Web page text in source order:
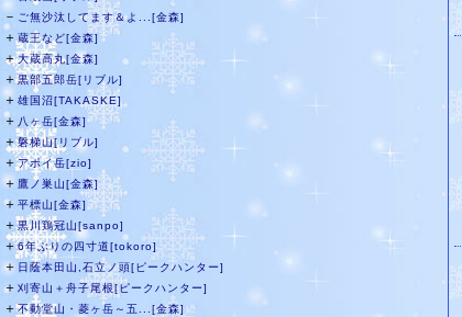
－ ご無沙汰してます＆よ...[金森]
＋蔵王など[金森]
＋大蔵高丸[金森]
＋黒部五郎岳[リブル]
＋ 雄国沼[TAKASKE]
＋ 八ヶ岳[金森]
＋磐梯山[リブル]
＋アポイ岳[zio]
＋ 鷹ノ巣山[金森]
＋ 平標山[金森]
＋黒川鶏冠山[sanpo]
＋6年ぶりの四寸道[tokoro]
＋ 日蔭本田山,石立ノ頭[ピークハンター]
＋ 刈寄山＋舟子尾根[ピークハンター]
＋不動堂山・菱ヶ岳～五...[金森]